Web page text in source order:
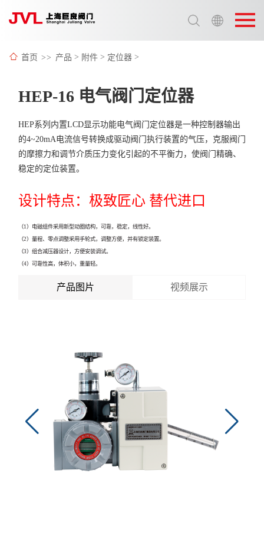
选择语言:
英语 / English
首页 >> 产品 > 附件 > 定位器 >
HEP-16 电气阀门定位器
HEP系列内置LCD显示功能电气阀门定位器是一种控制器输出
的4~20mA电流信号转换成驱动阀门执行装置的气压，克服阀门
的摩擦力和调节介质压力变化引起的不平衡力，使阀门精确、
稳定的定位装置。
设计特点：极致匠心 替代进口
（1）电磁组件采用新型动圈结构，可靠，稳定，线性好。
（2）量程、零点调整采用手轮式，调整方便，并有锁定装置。
（3）组合减压器设计，方便安装调试。
（4）可靠性高，体积小，重量轻。
产品图片 视频展示